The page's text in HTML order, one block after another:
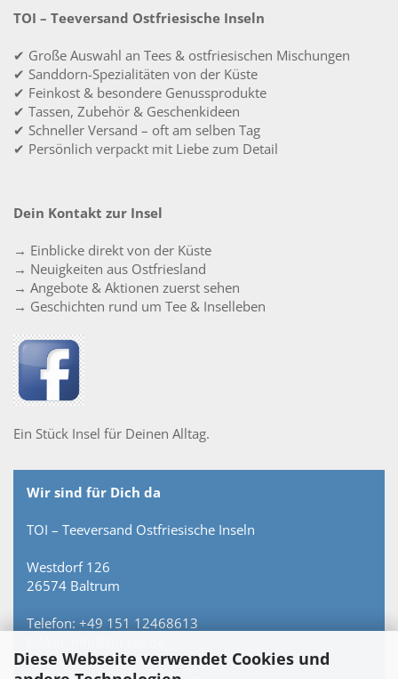
Diese Webseite verwendet Cookies und
TOI – Teeversand Ostfriesische Inseln
✔ Große Auswahl an Tees & ostfriesischen Mischungen
✔ Sanddorn-Spezialitäten von der Küste
✔ Feinkost & besondere Genussprodukte
✔ Tassen, Zubehör & Geschenkideen
✔ Schneller Versand – oft am selben Tag
✔ Persönlich verpackt mit Liebe zum Detail
Dein Kontakt zur Insel
→ Einblicke direkt von der Küste
→ Neuigkeiten aus Ostfriesland
→ Angebote & Aktionen zuerst sehen
→ Geschichten rund um Tee & Inselleben
Ein Stück Insel für Deinen Alltag.
Wir sind für Dich da
TOI – Teeversand Ostfriesische Inseln
Westdorf 126
26574 Baltrum
Telefon: +49 151 12468613